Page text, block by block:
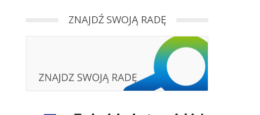
ZNAJDŹ SWOJĄ RADĘ